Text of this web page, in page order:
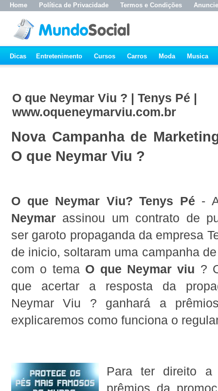
Home Política de Privacidade Termos e Condições Anuncie
Dicas Entretenimento Cursos Carros Moda Musica
O que Neymar Viu ? | Tenys Pé |
www.oqueneymarviu.com.br
Nova Campanha de
O que Neymar Viu ?
O que Neymar Viu? Tenys Pé -
Neymar assinou um contrato de
ser garoto propaganda da empresa
de inicio, soltaram uma campanha
com o tema O que Neymar viu ?
que acertar a resposta da
Neymar Viu ? ganhará a
explicaremos como funciona o
Para ter direito a
prêmios da